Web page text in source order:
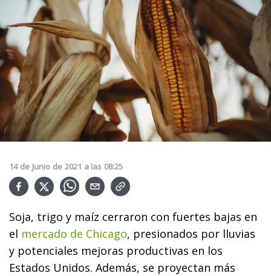
14 de Junio de 2021 a las 08:25
Soja, trigo y maíz cerraron con fuertes bajas en
el mercado de Chicago, presionados por lluvias
y potenciales mejoras productivas en los
Estados Unidos. Además, se proyectan más